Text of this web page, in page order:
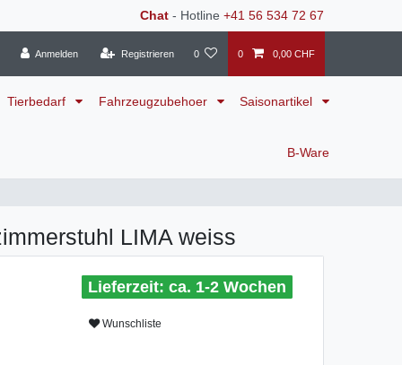
Chat - Hotline +41 56 534 72 67
Anmelden Registrieren 0 0 0,00 CHF
Tierbedarf Fahrzeugzubehoer Saisonartikel
B-Ware
LIMA weiss
ca. 1-2 Wochen
Wunschliste